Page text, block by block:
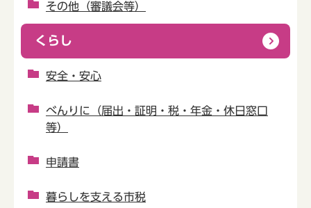
その他（審議会等）
くらし
安全・安心
べんりに（届出・証明・税・年金・休日窓口
等）
申請書
暮らしを支える市税